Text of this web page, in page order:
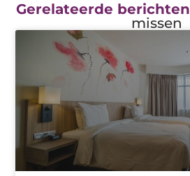
Gerelateerde berichten
missen